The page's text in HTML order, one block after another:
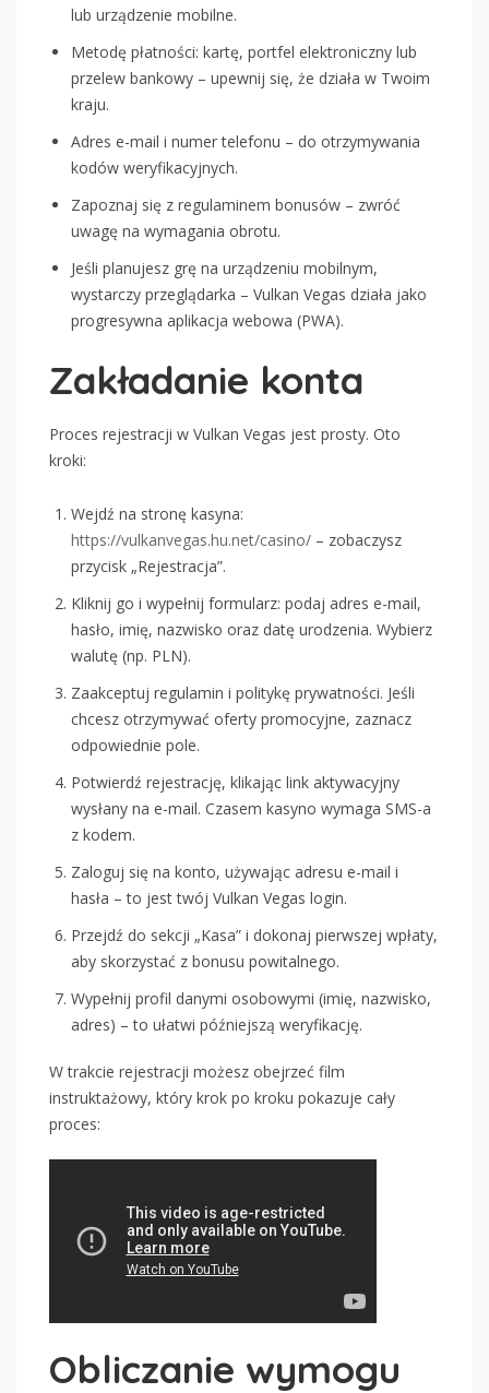
lub urządzenie mobilne.
Metodę płatności: kartę, portfel elektroniczny lub
przelew bankowy – upewnij się, że działa w Twoim
kraju.
Adres e-mail i numer telefonu – do otrzymywania
kodów weryfikacyjnych.
Zapoznaj się z regulaminem bonusów – zwróć
uwagę na wymagania obrotu.
Jeśli planujesz grę na urządzeniu mobilnym,
wystarczy przeglądarka – Vulkan Vegas działa jako
progresywna aplikacja webowa (PWA).
Zakładanie konta
Proces rejestracji w Vulkan Vegas jest prosty. Oto
kroki:
Wejdź na stronę kasyna:
https://vulkanvegas.hu.net/casino/ – zobaczysz
przycisk „Rejestracja”.
Kliknij go i wypełnij formularz: podaj adres e-mail,
hasło, imię, nazwisko oraz datę urodzenia. Wybierz
walutę (np. PLN).
Zaakceptuj regulamin i politykę prywatności. Jeśli
chcesz otrzymywać oferty promocyjne, zaznacz
odpowiednie pole.
Potwierdź rejestrację, klikając link aktywacyjny
wysłany na e-mail. Czasem kasyno wymaga SMS-a
z kodem.
Zaloguj się na konto, używając adresu e-mail i
hasła – to jest twój Vulkan Vegas login.
Przejdź do sekcji „Kasa” i dokonaj pierwszej wpłaty,
aby skorzystać z bonusu powitalnego.
Wypełnij profil danymi osobowymi (imię, nazwisko,
adres) – to ułatwi późniejszą weryfikację.
W trakcie rejestracji możesz obejrzeć film
instruktażowy, który krok po kroku pokazuje cały
proces:
Obliczanie wymogu